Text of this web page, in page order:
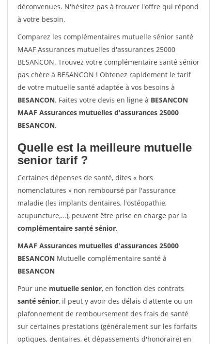
déconvenues. N'hésitez pas à trouver l'offre qui répond
à votre besoin.
Comparez les complémentaires mutuelle sénior santé
MAAF Assurances mutuelles d'assurances 25000
BESANCON. Trouvez votre complémentaire santé sénior
pas chère à BESANCON ! Obtenez rapidement le tarif
de votre mutuelle santé adaptée à vos besoins à
BESANCON. Faites votre devis en ligne à BESANCON
MAAF Assurances mutuelles d'assurances 25000
BESANCON.
Quelle est la meilleure mutuelle
senior tarif ?
Certaines dépenses de santé, dites « hors
nomenclatures » non remboursé par l'assurance
maladie (les implants dentaires, l'ostéopathie,
acupuncture,...), peuvent être prise en charge par la
complémentaire santé sénior.
MAAF Assurances mutuelles d'assurances 25000
BESANCON Mutuelle complémentaire santé à
BESANCON
Pour une mutuelle senior, en fonction des contrats
santé sénior, il peut y avoir des délais d'attente ou un
plafonnement de remboursement des frais de santé
sur certaines prestations (généralement sur les forfaits
optiques, dentaires, et dépassements d'honoraire) en